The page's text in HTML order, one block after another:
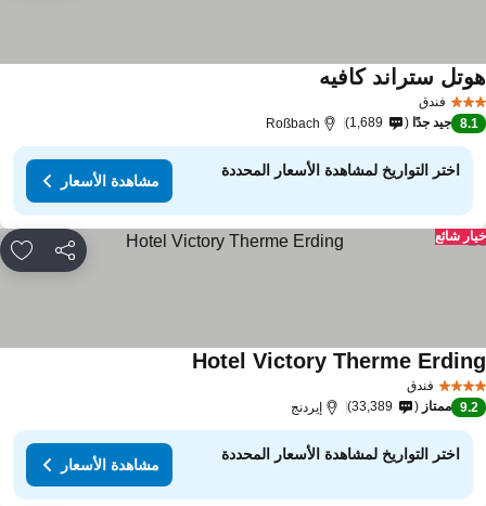
فندق
ستراند كافيه
8.1 جيد جدًا 1,689
Roßbach
اختر التواريخ لمشاهدة الأسعار المحددة
مشاهدة الأسعار
مشاركة
شائع
فندق
Hotel Victory Therme
9.2 ممتاز 33,389 إيردنج
اختر التواريخ لمشاهدة الأسعار المحددة
مشاهدة الأسعار